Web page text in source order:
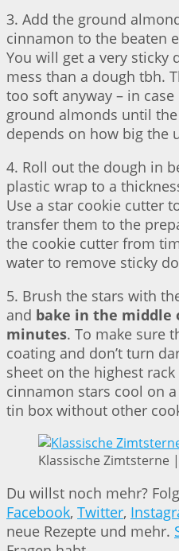
3. Add the ground
cinnamon to the beaten
You will get a very sticky
mess than a dough tbh.
too soft anyway – in
ground almonds until
depends on how big the
4. Roll out the dough in
plastic wrap to a
Use a star cookie cutter
transfer them to the
the cookie cutter from
water to remove sticky
5. Brush the stars with
and bake in the middle
minutes. To make sure
coating and don’t turn
sheet on the highest
cinnamon stars cool on
tin box without other
Klassische Zimtsterne
Du willst noch mehr?
Facebook, Twitter,
neue Rezepte und mehr.